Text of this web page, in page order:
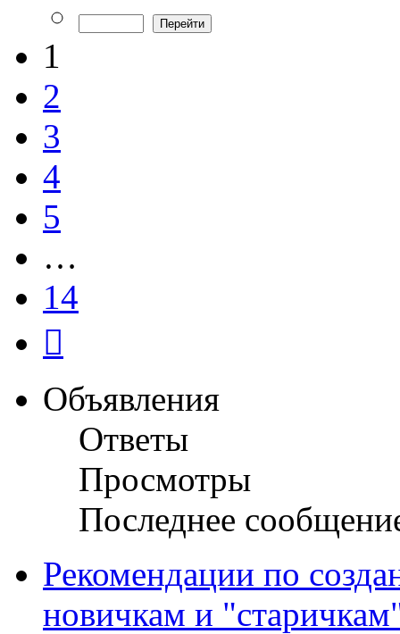
1
2
3
4
5
…
14
Объявления
Ответы
Просмотры
Последнее
Рекомендации по
новичкам и